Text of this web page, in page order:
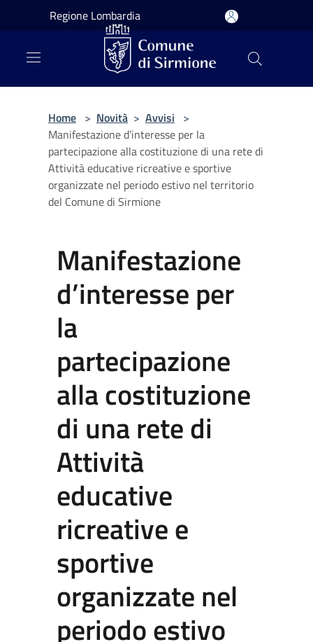
Salta al contenuto principale
Regione Lombardia
Home > Novità > Avvisi >
Manifestazione d’interesse per la
partecipazione alla costituzione di una rete di
Attività educative ricreative e sportive
organizzate nel periodo estivo nel territorio
del Comune di Sirmione
Manifestazione
d’interesse per
la
partecipazione
alla costituzione
di una rete di
Attività
educative
ricreative e
sportive
organizzate nel
periodo estivo